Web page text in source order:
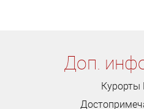
Доп.
Курорты